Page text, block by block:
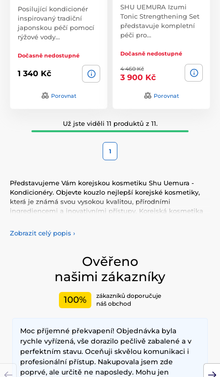
Posilující kondicionér
inspirovaný tradiční
japonskou péčí pomocí
rýžové vody…
Dočasně nedostupné
1 340 Kč
Porovnat
SHU UEMURA Izumi
Tonic Strengthening Set
představuje kompletní
péči pro…
Dočasně nedostupné
4 460 Kč
3 900 Kč
Porovnat
Už jste viděli 11 produktů z 11.
1
Představujeme Vám korejskou kosmetiku Shu Uemura -
Kondicionéry. Objevte kouzlo nejlepší korejské kosmetiky,
která je známá svou vysokou kvalitou, přírodními
ingrediencemi a inovativními přístupy. Korejská kosmetika
Vyzkoušejte tonery, séra, esence, pleťové krémy, vše pro
odlíčení a čištění pleti. Korejská kosmetika se také
opalovacími krémy. Doporučujeme také vyzkoušet péči o
vlasy, jako jsou šampony, kondicionery, masky, oleje a další.
Nesmíme zapomenout také na dekorativní kosmetiku pro
Mezi nejčastěji používané ingredience patří šnečí extrakt,
elasticitu. Hlavními benefity korejské kosmetiky jsou
dlouhodobé výsledky, přírodní složení a inovativní
technologie, které zajišťují zdravou a zářivou pleť.
Zobrazit celý popis ›
Ověřeno
našimi zákazníky
100%
zákazníků doporučuje
náš obchod
Moc příjemné překvapení! Objednávka byla
rychle vyřízená, vše dorazilo pečlivě zabalené a v
perfektním stavu. Oceňuji skvělou komunikaci i
profesionální přístup. Nakupovala jsem zde
poprvé, ale určitě ne naposledy. Mohu jen